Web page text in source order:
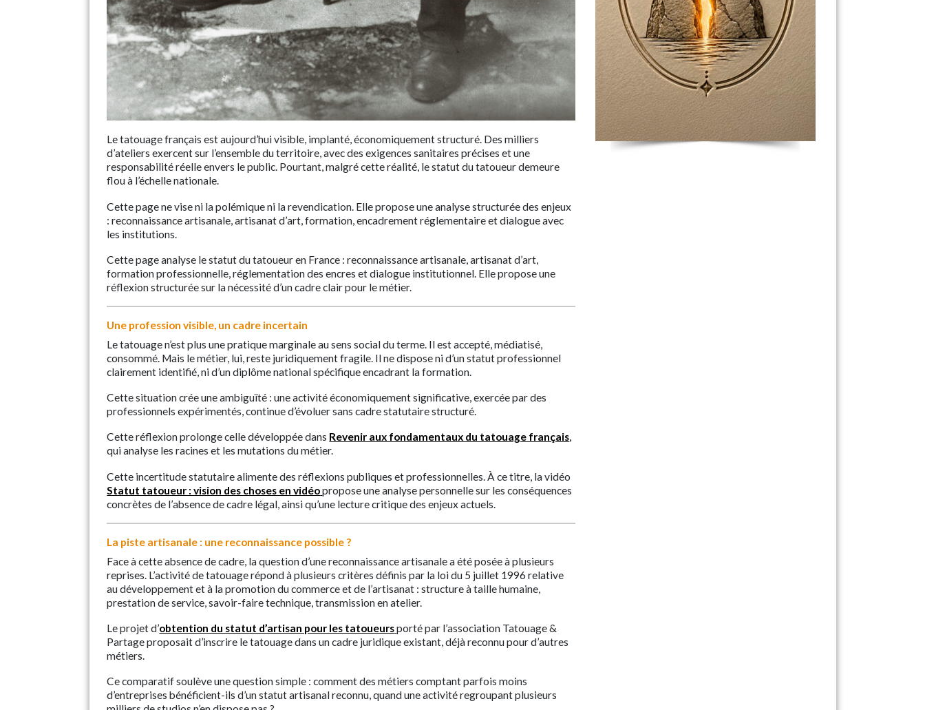
Le tatouage français est aujourd’hui visible, implanté, économiquement structuré. Des milliers
d’ateliers exercent sur l’ensemble du territoire, avec des exigences sanitaires précises et une
responsabilité réelle envers le public. Pourtant, malgré cette réalité, le statut du tatoueur demeure
flou à l’échelle nationale.
Cette page ne vise ni la polémique ni la revendication. Elle propose une analyse structurée des enjeux
: reconnaissance artisanale, artisanat d’art, formation, encadrement réglementaire et dialogue avec
les institutions.
Cette page analyse le statut du tatoueur en France : reconnaissance artisanale, artisanat d’art,
formation professionnelle, réglementation des encres et dialogue institutionnel. Elle propose une
réflexion structurée sur la nécessité d’un cadre clair pour le métier.
Une profession visible, un cadre incertain
Le tatouage n’est plus une pratique marginale au sens social du terme. Il est accepté, médiatisé,
consommé. Mais le métier, lui, reste juridiquement fragile. Il ne dispose ni d’un statut professionnel
clairement identifié, ni d’un diplôme national spécifique encadrant la formation.
Cette situation crée une ambiguïté : une activité économiquement significative, exercée par des
professionnels expérimentés, continue d’évoluer sans cadre statutaire structuré.
Cette réflexion prolonge celle développée dans Revenir aux fondamentaux du tatouage français,
qui analyse les racines et les mutations du métier.
Cette incertitude statutaire alimente des réflexions publiques et professionnelles. À ce titre, la vidéo
Statut tatoueur : vision des choses en vidéopropose une analyse personnelle sur les conséquences
concrètes de l’absence de cadre légal, ainsi qu’une lecture critique des enjeux actuels.
La piste artisanale : une reconnaissance possible ?
Face à cette absence de cadre, la question d’une reconnaissance artisanale a été posée à plusieurs
reprises. L’activité de tatouage répond à plusieurs critères définis par la loi du 5 juillet 1996 relative
au développement et à la promotion du commerce et de l’artisanat : structure à taille humaine,
prestation de service, savoir-faire technique, transmission en atelier.
Le projet d’obtention du statut d’artisan pour les tatoueursporté par l’association Tatouage &
Partage proposait d’inscrire le tatouage dans un cadre juridique existant, déjà reconnu pour d’autres
métiers.
Ce comparatif soulève une question simple : comment des métiers comptant parfois moins
d’entreprises bénéficient-ils d’un statut artisanal reconnu, quand une activité regroupant plusieurs